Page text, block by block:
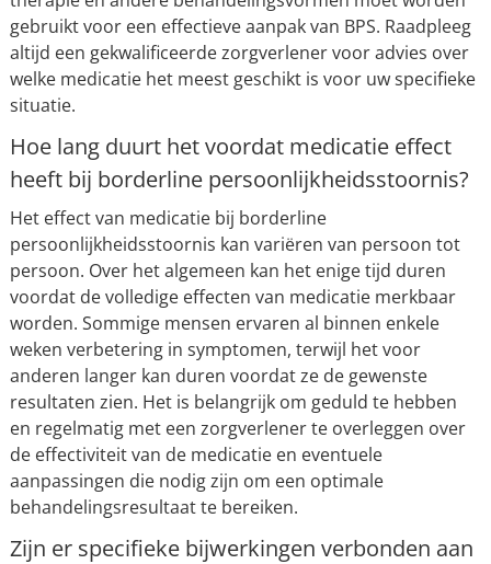
gebruikt voor een effectieve aanpak van BPS. Raadpleeg
altijd een gekwalificeerde zorgverlener voor advies over
welke medicatie het meest geschikt is voor uw specifieke
situatie.
Hoe lang duurt het voordat medicatie effect
heeft bij borderline persoonlijkheidsstoornis?
Het effect van medicatie bij borderline
persoonlijkheidsstoornis kan variëren van persoon tot
persoon. Over het algemeen kan het enige tijd duren
voordat de volledige effecten van medicatie merkbaar
worden. Sommige mensen ervaren al binnen enkele
weken verbetering in symptomen, terwijl het voor
anderen langer kan duren voordat ze de gewenste
resultaten zien. Het is belangrijk om geduld te hebben
en regelmatig met een zorgverlener te overleggen over
de effectiviteit van de medicatie en eventuele
aanpassingen die nodig zijn om een optimale
behandelingsresultaat te bereiken.
Zijn er specifieke bijwerkingen verbonden aan